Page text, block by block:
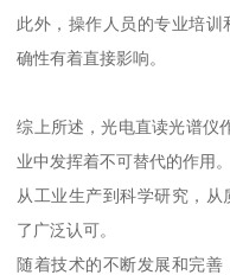
此外，操作人员的专业培
确性有着直接影响。
综上所述，光电直读光谱仪
业中发挥着不可替代的作用。
从工业生产到科学研究，从
了广泛认可。
随着技术的不断发展和完